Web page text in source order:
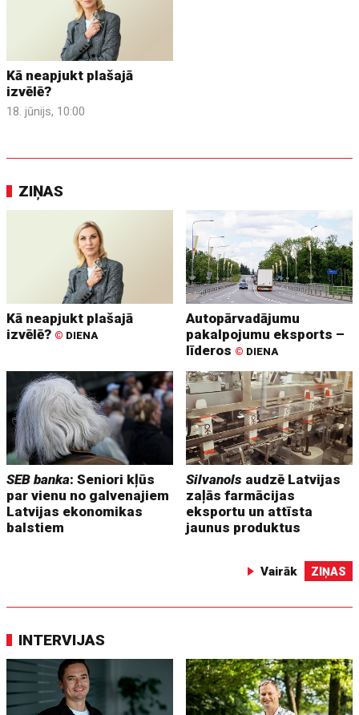
Kā neapjukt plašajā
izvēlē?
18. jūnijs, 10:00
ZIŅAS
Kā neapjukt plašajā
izvēlē? © DIENA
Autopārvadājumu
pakalpojumu eksports –
līderos © DIENA
SEB banka: Seniori kļūs
par vienu no galvenajiem
Latvijas ekonomikas
balstiem
Silvanols audzē Latvijas
zaļās farmācijas
eksportu un attīsta
jaunus produktus
Vairāk ZIŅAS
INTERVIJAS